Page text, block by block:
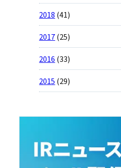
2018 (41)
2017(25)
2016 (33)
2015 (29)